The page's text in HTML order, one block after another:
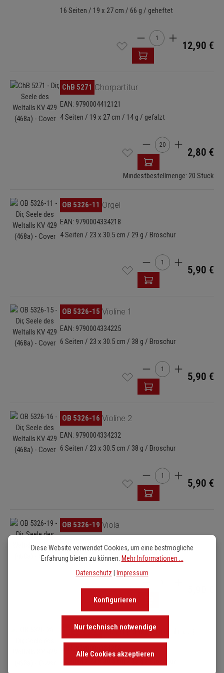
16 Seiten / 19 x 27 cm / 66 g / geheftet
Produkt Anzahl: Gib
12,90 €
Bildergalerie überspringen
ChB 5271 Chorpartitur
EAN: 9790004412121
4 Seiten / 19 x 27 cm / 14 g / gefalzt
Produkt Anzahl: Gib
2,80 €
Mindestbestellmenge: 20 Stück
Bildergalerie überspringen
OB 5326-11 Orgel
EAN: 9790004334218
4 Seiten / 23 x 30.5 cm / 29 g / Broschur
Produkt Anzahl: Gib
5,90 €
Bildergalerie überspringen
OB 5326-15 Violine 1
EAN: 9790004334225
6 Seiten / 23 x 30.5 cm / 38 g / Broschur
Produkt Anzahl: Gib
5,90 €
Bildergalerie überspringen
OB 5326-16 Violine 2
EAN: 9790004334232
6 Seiten / 23 x 30.5 cm / 38 g / Broschur
Produkt Anzahl: Gib
5,90 €
Bildergalerie überspringen
OB 5326-19 Viola
6 Seiten / 23 x 30.5 cm / 38 g / Broschur
Produkt Anzahl: Gib
Bildergalerie überspringenOB 5326-26 Basso (Cello/Kontrabass)
Diese Website verwendet Cookies, um eine bestmögliche
Erfahrung bieten zu können. Mehr Informationen ...
Datenschutz
Impressum
Nur technisch notwendige
Konfigurieren
Alle Cookies akzeptieren